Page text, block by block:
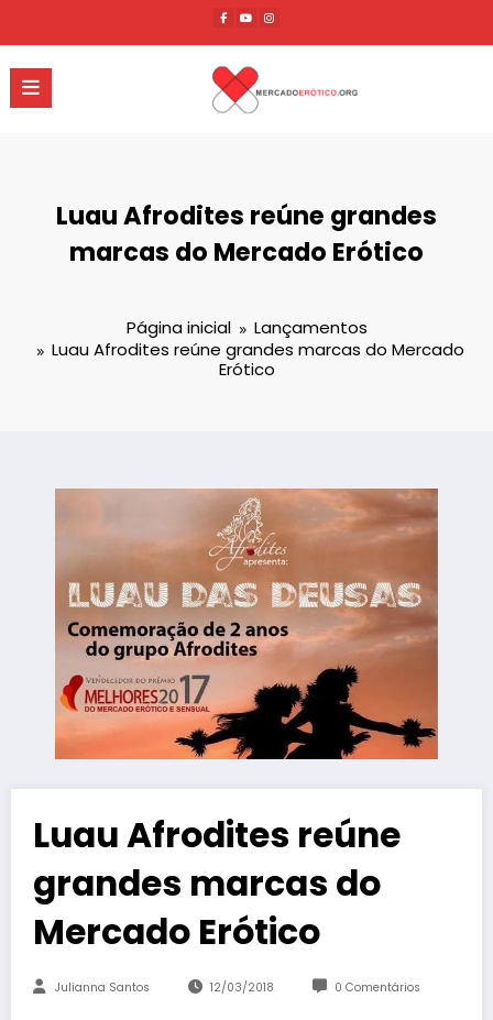
o
conteúdo
Luau Afrodites reúne grandes
marcas do Mercado Erótico
Página inicial
Lançamentos
Luau Afrodites reúne grandes marcas do Mercado
Erótico
Luau Afrodites reúne
grandes marcas do
Mercado Erótico
Julianna Santos 12/03/2018 0 Comentários